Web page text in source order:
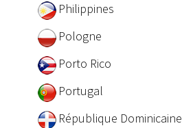
Philippines
Pologne
Porto Rico
Portugal
République Dominicaine